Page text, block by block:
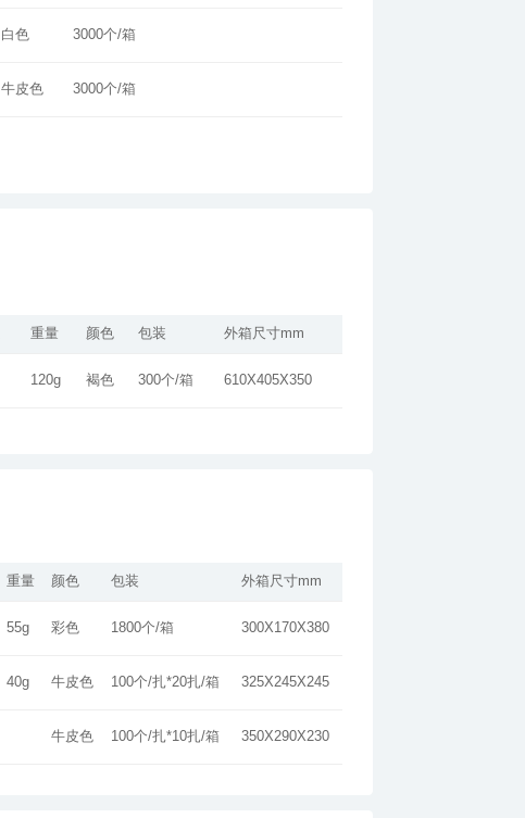
白色 3000个/箱
牛皮色 3000个/箱
重量 颜色 包装 外箱尺寸mm
120g 褐色 300个/箱 610X405X350
重量 颜色 包装 外箱尺寸mm
55g 彩色 1800个/箱 300X170X380
40g 牛皮色 100个/扎*20扎/箱 325X245X245
牛皮色 100个/扎*10扎/箱 350X290X230